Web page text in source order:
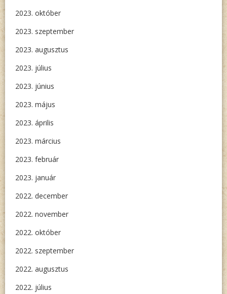
2023. október
2023. szeptember
2023. augusztus
2023. július
2023. június
2023. május
2023. április
2023. március
2023. február
2023. január
2022. december
2022. november
2022. október
2022. szeptember
2022. augusztus
2022. július